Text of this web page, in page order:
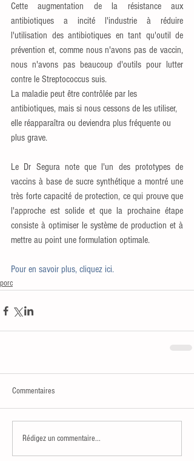
Cette augmentation de la résistance aux
antibiotiques a incité l'industrie à réduire
l'utilisation des antibiotiques en tant qu'outil de
prévention et, comme nous n'avons pas de vaccin,
nous n'avons pas beaucoup d'outils pour lutter
contre le Streptococcus suis.
La maladie peut être contrôlée par les
antibiotiques, mais si nous cessons de les utiliser,
elle réapparaîtra ou deviendra plus fréquente ou
plus grave.
Le Dr Segura note que l'un des prototypes de
vaccins à base de sucre synthétique a montré une
très forte capacité de protection, ce qui prouve que
l'approche est solide et que la prochaine étape
consiste à optimiser le système de production et à
mettre au point une formulation optimale.
Pour en savoir plus, cliquez ici.
porc
Commentaires
Rédigez un commentaire...